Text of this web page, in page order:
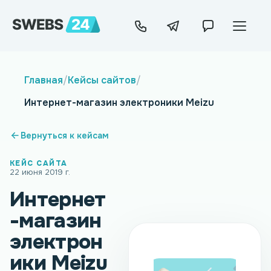
Главная/Кейсы сайтов/
Интернет-магазин электроники Meizu
Вернуться к кейсам
КЕЙС САЙТА
22 июня 2019 г.
Интернет
-магазин
электрон
ики Meizu